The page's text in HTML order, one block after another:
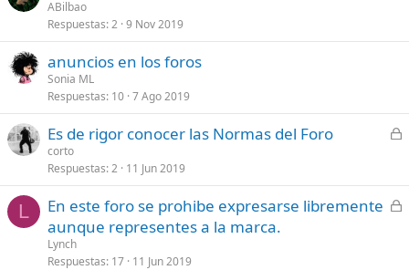
ABilbao
Respuestas 2 9 Nov 2019
anuncios en los foros
Sonia ML
Respuestas 10 7 Ago 2019
C
r
a
Es de rigor conocer las Normas del Foro
corto
Respuestas 2 11 Jun 2019
L
C
En este foro se prohibe expresarse libremente
aunque representes a la marca.
Lynch
Respuestas 17 11 Jun 2019